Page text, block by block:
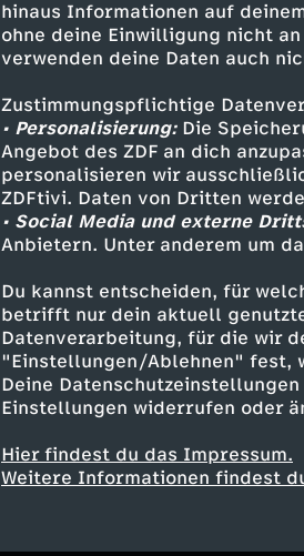
hinaus Informationen auf
ohne deine Einwilligung nicht
verwenden deine Daten auch
Zustimmungspflichtige
• Personalisierung:Die
Angebot des ZDF an dich
personalisieren wir
ZDFtivi. Daten von Dritten
• Social Media und externe
Anbietern. Unter anderem um
Du kannst entscheiden, für
betrifft nur dein aktuell
Datenverarbeitung, für die wir
"Einstellungen/Ablehnen" fest,
Deine
Einstellungen widerrufen oder
Hier findest du das Impressum.
Weitere Informationen findest
Ähnliche
Nachrichten
Deutsche